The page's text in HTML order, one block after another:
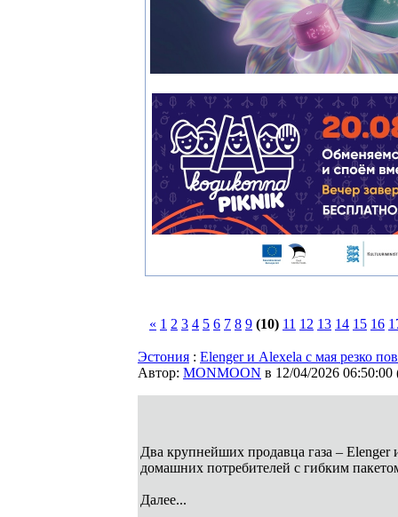
« 1 2 3 4 5 6 7 8 9 (10) 11 12 13 14 15 16
Эстония : Elenger и Alexela с мая резко
Автор: MONMOON в 12/04/2026 06:50:00
Два крупнейших продавца газа –
домашних потребителей с гибким
Далее...